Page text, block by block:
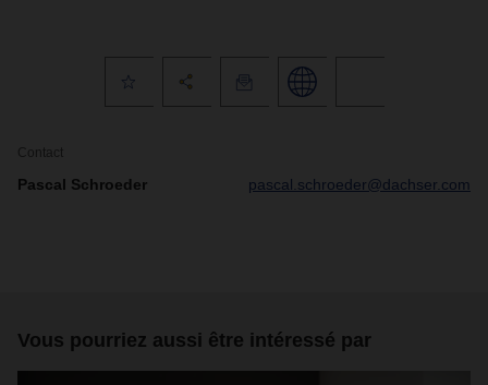
Contact
Pascal Schroeder pascal.schroeder@dachser.com
Vous pourriez aussi être intéressé par